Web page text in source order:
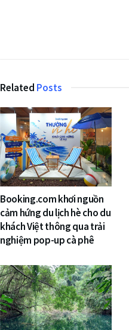
Related Posts
Booking.com khơi nguồn
cảm hứng du lịch hè cho du
khách Việt thông qua trải
nghiệm pop-up cà phê